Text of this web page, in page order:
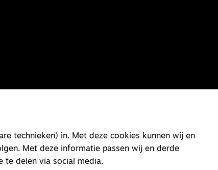
technieken) in. Met deze cookies kunnen wij en
Met deze informatie passen wij en derde
te delen via social media.